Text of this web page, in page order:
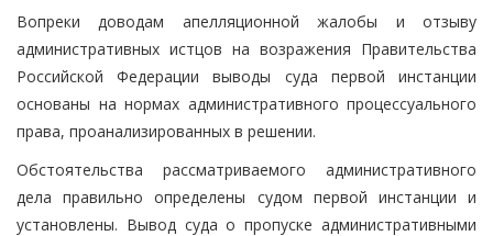
Вопреки доводам апелляционной жалобы и отзыву
административных истцов на возражения Правительства
Российской Федерации выводы суда первой инстанции
основаны на нормах административного процессуального
права, проанализированных в решении.
Обстоятельства рассматриваемого административного
дела правильно определены судом первой инстанции и
установлены. Вывод суда о пропуске административными